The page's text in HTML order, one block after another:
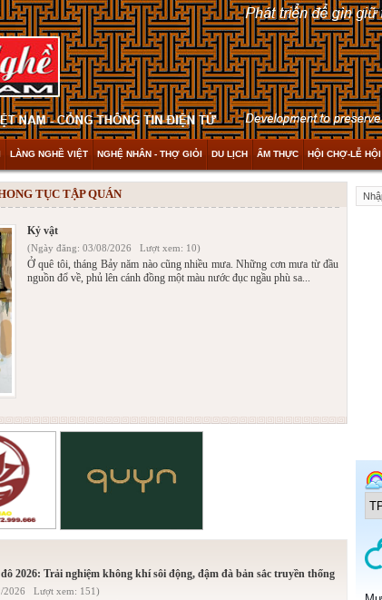
LÀNG NGHỀ VIỆT NGHỆ NHÂN - THỢ GIỎI DU LỊCH ẨM THỰC HỘI CHỢ-LỄ HỘI
TỤC TẬP QUÁN
Kỷ vật
(Ngày đăng: 03/08/2026 Lượt xem: 10)
Ở quê tôi, tháng Bảy năm nào cũng nhiều mưa. Những cơn mưa từ đầu
nguồn đổ về, phủ lên cánh đồng một màu nước đục ngầu phù sa...
2026: Trải nghiệm không khí sôi động, đậm đà bản sắc truyền thống
2026 Lượt xem: 151)